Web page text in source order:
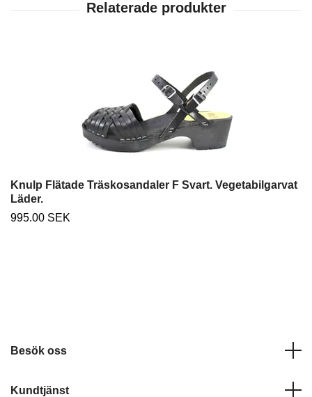
Knulp Flätade Träskosandaler F Svart. Vegetabilgarvat
Läder.
995.00 SEK
Besök oss
Kundtjänst